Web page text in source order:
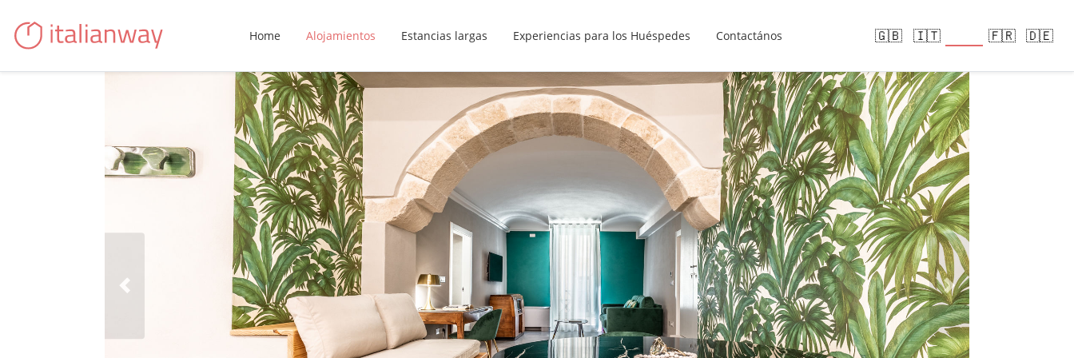
Home Alojamientos Estancias largas Experiencias para los Huéspedes Contactános 🇬🇧 🇮🇹 🇫🇷 🇩🇪